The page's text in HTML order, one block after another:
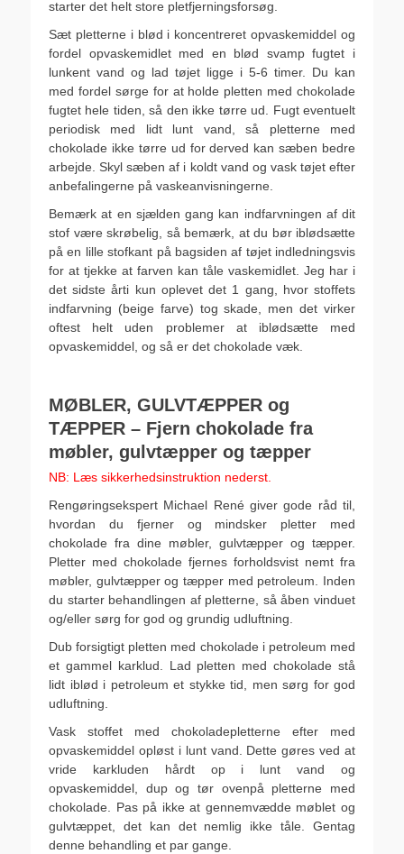
starter det helt store pletfjerningsforsøg.
Sæt pletterne i blød i koncentreret opvaskemiddel og
fordel opvaskemidlet med en blød svamp fugtet i
lunkent vand og lad tøjet ligge i 5-6 timer. Du kan
med fordel sørge for at holde pletten med chokolade
fugtet hele tiden, så den ikke tørre ud. Fugt eventuelt
periodisk med lidt lunt vand, så pletterne med
chokolade ikke tørre ud for derved kan sæben bedre
arbejde. Skyl sæben af i koldt vand og vask tøjet efter
anbefalingerne på vaskeanvisningerne.
Bemærk at en sjælden gang kan indfarvningen af dit
stof være skrøbelig, så bemærk, at du bør iblødsætte
på en lille stofkant på bagsiden af tøjet indledningsvis
for at tjekke at farven kan tåle vaskemidlet. Jeg har i
det sidste årti kun oplevet det 1 gang, hvor stoffets
indfarvning (beige farve) tog skade, men det virker
oftest helt uden problemer at iblødsætte med
opvaskemiddel, og så er det chokolade væk.
MØBLER, GULVTÆPPER og
TÆPPER – Fjern chokolade fra
møbler, gulvtæpper og tæpper
NB: Læs sikkerhedsinstruktion nederst.
Rengøringsekspert Michael René giver gode råd til,
hvordan du fjerner og mindsker pletter med
chokolade fra dine møbler, gulvtæpper og tæpper.
Pletter med chokolade fjernes forholdsvist nemt fra
møbler, gulvtæpper og tæpper med petroleum. Inden
du starter behandlingen af pletterne, så åben vinduet
og/eller sørg for god og grundig udluftning.
Dub forsigtigt pletten med chokolade i petroleum med
et gammel karklud. Lad pletten med chokolade stå
lidt iblød i petroleum et stykke tid, men sørg for god
udluftning.
Vask stoffet med chokoladepletterne efter med
opvaskemiddel opløst i lunt vand. Dette gøres ved at
vride karkluden hårdt op i lunt vand og
opvaskemiddel, dup og tør ovenpå pletterne med
chokolade. Pas på ikke at gennemvædde møblet og
gulvtæppet, det kan det nemlig ikke tåle. Gentag
denne behandling et par gange.